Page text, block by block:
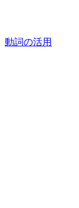
動詞の活用